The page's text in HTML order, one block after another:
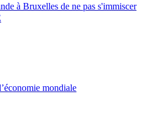
à Bruxelles de ne pas s'immiscer
mondiale